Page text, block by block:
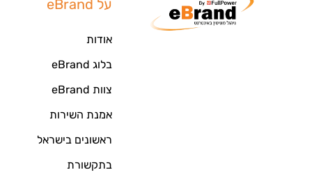
על eBrand
אודות
בלוג eBrand
צוות eBrand
אמנת השירות
ראשונים בישראל
בתקשורת